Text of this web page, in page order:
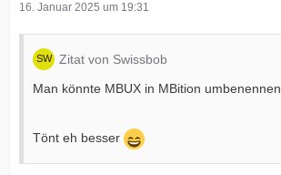
16. Januar 2025 um 19:31
Zitat von Swissbob
Man könnte MBUX in MBition umbenennen.
Tönt eh besser